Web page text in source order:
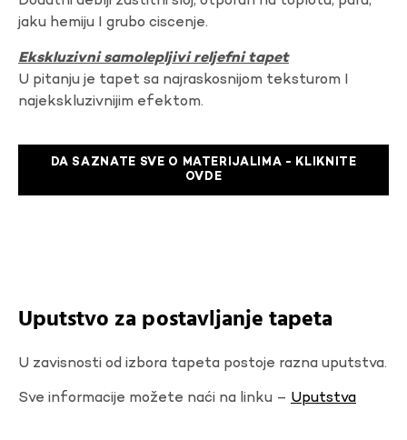
jaku hemiju I grubo ciscenje.
Ekskluzivni samolepljivi reljefni tapet
U pitanju je tapet sa najraskosnijom teksturom I
najekskluzivnijim efektom.
DA SAZNATE SVE O MATERIJALIMA - KLIKNITE
OVDE
Uputstvo za postavljanje tapeta
U zavisnosti od izbora tapeta postoje razna uputstva.
Sve informacije možete naći na linku – Uputstva